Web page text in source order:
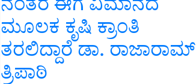
ಮೂಲಕ ಕೃಷಿ ಕ್ರಾಂತಿ
ತರಲಿದ್ದಾರೆ ಡಾ. ರಾಜಾರಾಮ್
ತ್ರಿಪಾಠಿ